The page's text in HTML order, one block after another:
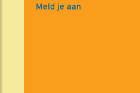
Meld je aan